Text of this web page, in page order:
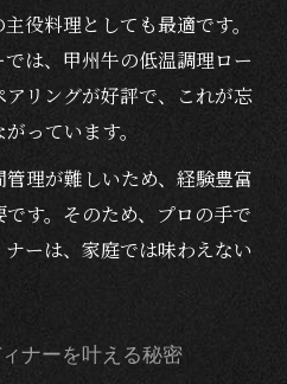
で極上ディナーを演出す
日に贅沢ディナーの新体
で過ごす夜のひととき
るしっとり柔らか甲州牛
す甲州牛ディナーの極上
役料理としても最適です。
は、甲州牛の低温調理ロー
リングが好評で、これが忘
っています。
理が難しいため、経験豊富
す。そのため、プロの手で
ーは、家庭では味わえない
ナーを叶える秘密